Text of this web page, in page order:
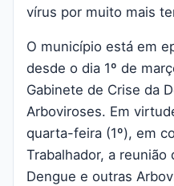
vírus por muito mais
O município está em
desde o dia 1º de
Gabinete de Crise da
Arboviroses. Em
quarta-feira (1º), em
Trabalhador, a
Dengue e outras